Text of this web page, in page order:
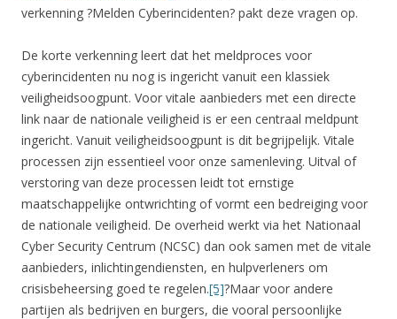
verkenning ?Melden Cyberincidenten? pakt deze vragen op.
De korte verkenning leert dat het meldproces voor
cyberincidenten nu nog is ingericht vanuit een klassiek
veiligheidsoogpunt. Voor vitale aanbieders met een directe
link naar de nationale veiligheid is er een centraal meldpunt
ingericht. Vanuit veiligheidsoogpunt is dit begrijpelijk. Vitale
processen zijn essentieel voor onze samenleving. Uitval of
verstoring van deze processen leidt tot ernstige
maatschappelijke ontwrichting of vormt een bedreiging voor
de nationale veiligheid. De overheid werkt via het Nationaal
Cyber Security Centrum (NCSC) dan ook samen met de vitale
aanbieders, inlichtingendiensten, en hulpverleners om
crisisbeheersing goed te regelen.[5]?Maar voor andere
partijen als bedrijven en burgers, die vooral persoonlijke